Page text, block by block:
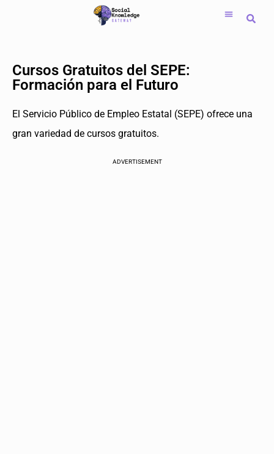
contenido
Cursos Gratuitos del SEPE:
Formación para el Futuro
El Servicio Público de Empleo Estatal (SEPE) ofrece una
gran variedad de cursos gratuitos.
ADVERTISEMENT